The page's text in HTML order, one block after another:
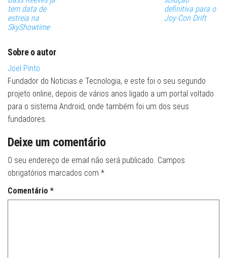
tem data de
estreia na
SkyShowtime
definitiva para o
Joy-Con Drift
Sobre o autor
Joel Pinto
Fundador do Noticias e Tecnologia, e este foi o seu segundo
projeto online, depois de vários anos ligado a um portal voltado
para o sistema Android, onde também foi um dos seus
fundadores.
Deixe um comentário
O seu endereço de email não será publicado. Campos
obrigatórios marcados com *
Comentário *